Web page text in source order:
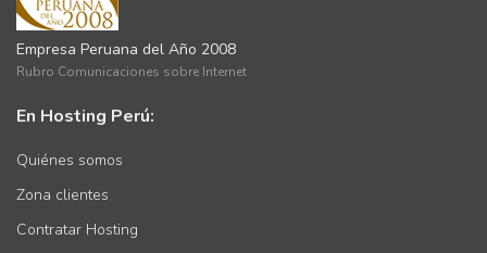
Empresa Peruana del Año 2008
Rubro Comunicaciones sobre Internet
En Hosting Perú:
Quiénes somos
Zona clientes
Contratar Hosting